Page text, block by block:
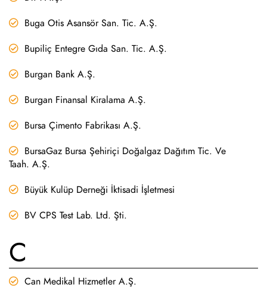
Buga Otis Asansör San. Tic. A.Ş.
Bupiliç Entegre Gıda San. Tic. A.Ş.
Burgan Bank A.Ş.
Burgan Finansal Kiralama A.Ş.
Bursa Çimento Fabrikası A.Ş.
BursaGaz Bursa Şehiriçi Doğalgaz Dağıtım Tic. Ve
Taah. A.Ş.
Büyük Kulüp Derneği İktisadi İşletmesi
BV CPS Test Lab. Ltd. Şti.
C
Can Medikal Hizmetler A.Ş.